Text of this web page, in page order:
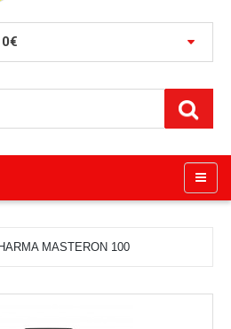
MASTERON 100